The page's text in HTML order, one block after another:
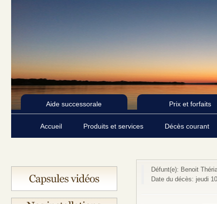
Aide successorale Prix et forfaits
Accueil Produits et services Décès courant
Défunt(e): Benoit
Date du décès: jeudi